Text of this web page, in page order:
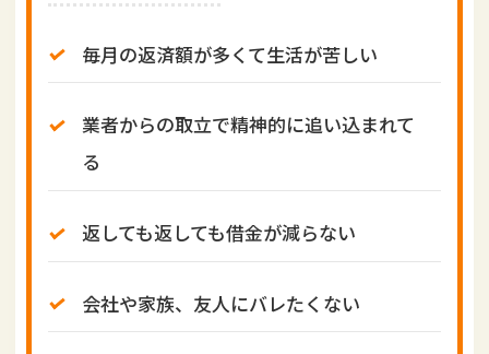
毎月の返済額が多くて生活が苦しい
業者からの取立で精神的に追い込まれて
る
返しても返しても借金が減らない
会社や家族、友人にバレたくない